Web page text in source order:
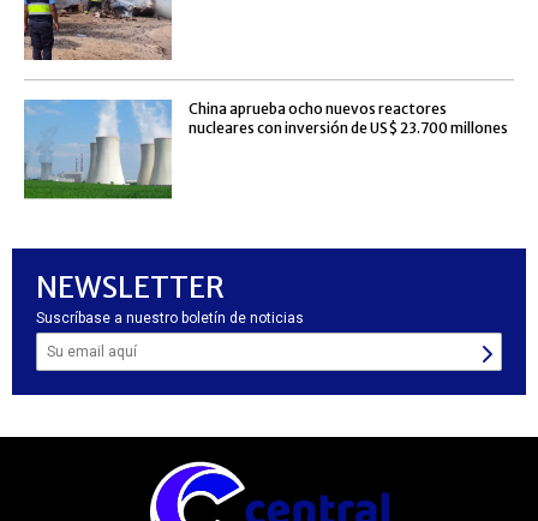
China aprueba ocho nuevos reactores
nucleares con inversión de US$ 23.700 millones
NEWSLETTER
Suscríbase a nuestro boletín de noticias